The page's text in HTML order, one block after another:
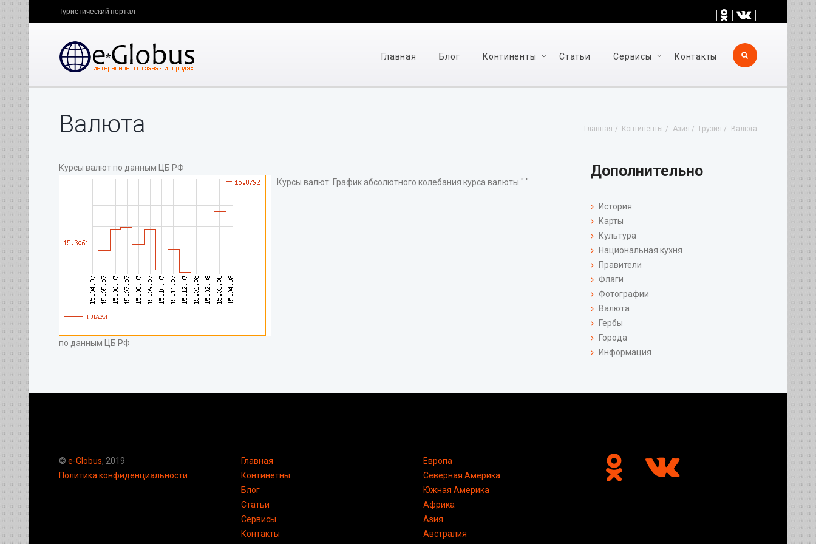
| | |
Туристический портал
Главная Блог Континенты Статьи Cервисы Контакты
Главная Континенты Азия Грузия Валюта
Валюта
Курсы валют по данным ЦБ РФ
Курсы валют: График абсолютного колебания курса валюты " "
по данным ЦБ РФ
Дополнительно
История
Карты
Культура
Национальная кухня
Правители
Флаги
Фотографии
Валюта
Гербы
Города
Информация
© e-Globus, 2019
Политика конфиденциальности
Главная
Континетны
Блог
Статьи
Сервисы
Контакты
Европа
Северная Америка
Южная Америка
Африка
Азия
Австралия